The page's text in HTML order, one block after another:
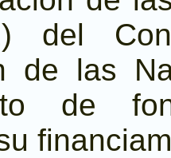
del
de las
de